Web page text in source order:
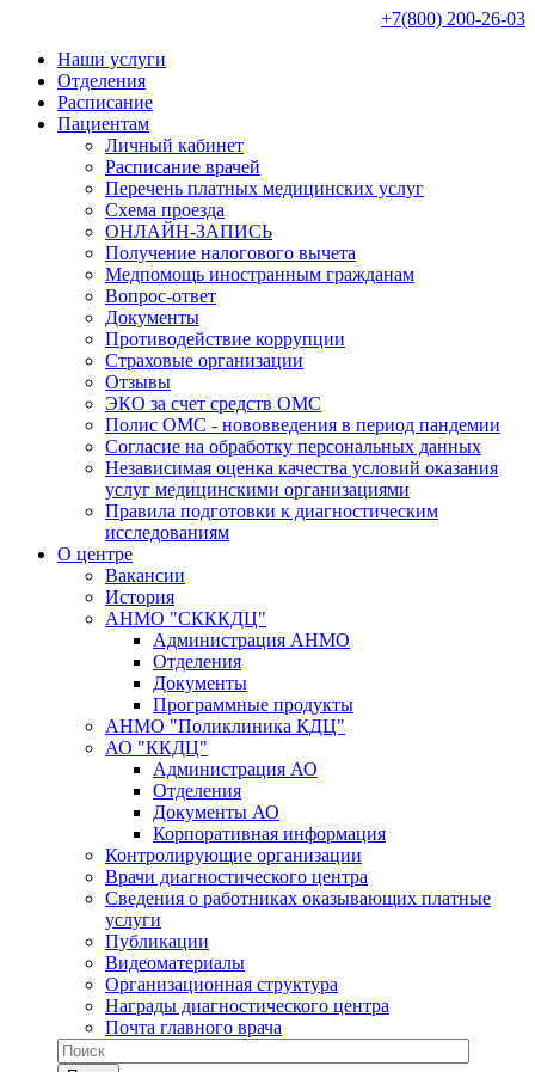
+7(800) 200-26-03
Наши услуги
Отделения
Расписание
Пациентам
Личный кабинет
Расписание врачей
Перечень платных медицинских услуг
Схема проезда
ОНЛАЙН-ЗАПИСЬ
Получение налогового вычета
Медпомощь иностранным гражданам
Вопрос-ответ
Документы
Противодействие коррупции
Страховые организации
Отзывы
ЭКО за счет средств ОМС
Полис ОМС - нововведения в период пандемии
Согласие на обработку персональных данных
Независимая оценка качества условий оказания
услуг медицинскими организациями
Правила подготовки к диагностическим
исследованиям
О центре
Вакансии
История
АНМО "СКККДЦ"
Администрация АНМО
Отделения
Документы
Программные продукты
АНМО "Поликлиника КДЦ"
АО "ККДЦ"
Администрация АО
Отделения
Документы АО
Корпоративная информация
Контролирующие организации
Врачи диагностического центра
Сведения о работниках оказывающих платные
услуги
Публикации
Видеоматериалы
Организационная структура
Награды диагностического центра
Почта главного врача